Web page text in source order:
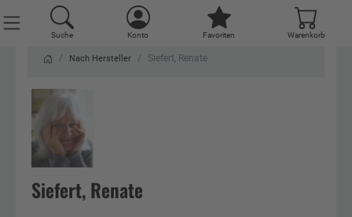
Suche Konto Favoriten Warenkorb
Nach Hersteller Siefert, Renate
Siefert, Renate
Suche Konto Favoriten Warenkorb